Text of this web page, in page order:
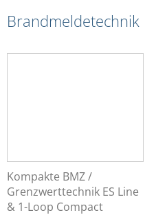
Kompakte BMZ /
Brandmelderzentrale (BMZ)
Fernzugriff Connected Life
Feuerwehrschlüsseldepots/-safes
Netzwerktechnik
Automatische Melder
Brandmeldetechnik
Kompakte BMZ /
Grenzwerttechnik ES Line
& 1-Loop Compact